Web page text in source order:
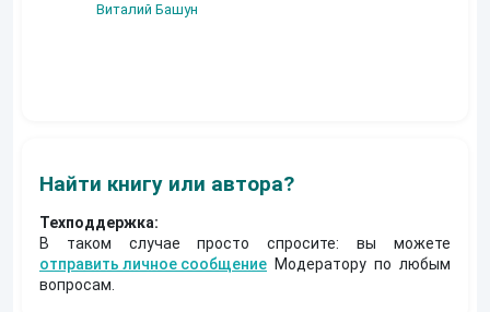
Виталий Башун
Найти книгу или автора?
Техподдержка:
В таком случае просто спросите: вы можете
отправить личное сообщение Модератору по любым
вопросам.